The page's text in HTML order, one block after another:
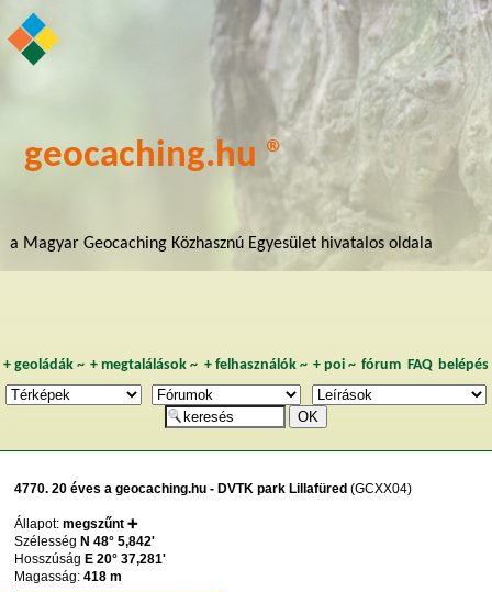
geocaching.hu ®
a Magyar Geocaching Közhasznú Egyesület hivatalos oldala
+ geoládák~ +megtalálások ~ + felhasználók~ + poi~ fórum FAQ belépés
4770. 20 éves a geocaching.hu - DVTK park Lillafüred (GCXX04)
Állapot:megszűnt ➕
Szélesség N 48° 5,842'
Hosszúság E 20° 37,281'
Magasság:418 m